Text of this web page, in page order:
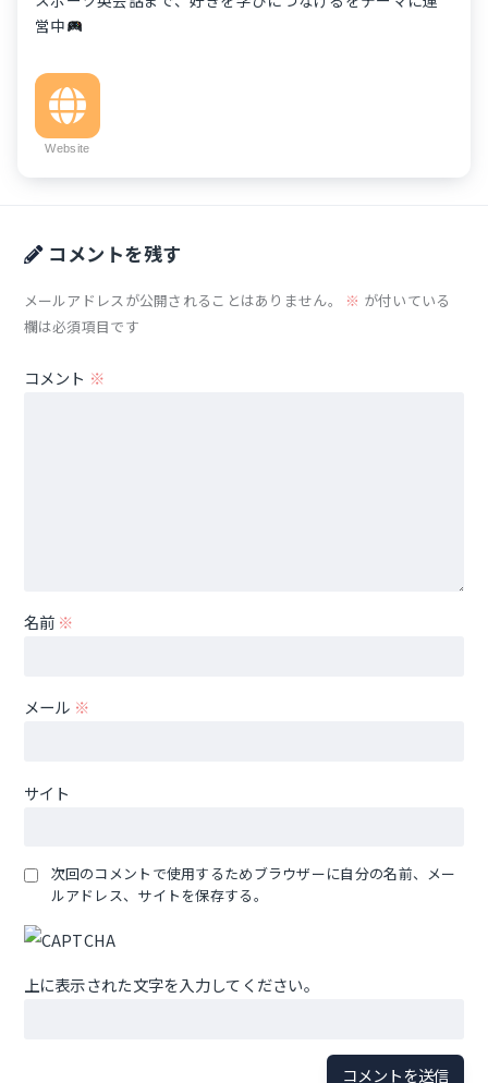
営中
Website
コメントを残す
メールアドレスが公開されることはありません。 ※ が付いている
欄は必須項目です
コメント ※
名前 ※
メール ※
サイト
次回のコメントで使用するためブラウザーに自分の名前、メー
ルアドレス、サイトを保存する。
上に表示された文字を入力してください。